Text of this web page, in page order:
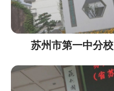
苏州市第一中分校